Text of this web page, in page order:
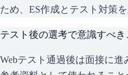
ため、ES作成とテスト対策
テスト後の選考で意識すべき
Webテスト通過後は面接に